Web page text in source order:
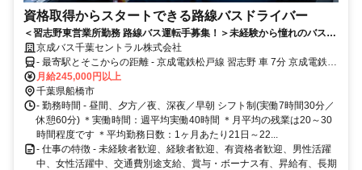
資格取得からスタートできる路線バスドライバー
＜習志野東営業所勤務 路線バス運転手募集！＞未経験から憧れのバス運
転手デビュー！未経験スタートでも安心の運転士養成制度があります♪大
型二種免許取得の教習費用は当社が全額負担！
京成バス千葉セントラル株式会社
- 最寄駅とそこからの距離 - 京成電鉄松戸線 習志野 車 7分 京成電鉄松
戸線 薬園台 車 7分
月給245,000円以上
千葉県船橋市
- 勤務時間 - 昼間、夕方／夜、深夜／早朝 シフト制(実働7時間30分／
休憩60分) ＊実働時間：週平均実働40時間 ＊月平均の残業は20～30
時間程度です ＊平均勤務日数：1ヶ月あたり21日～22...
- 仕事の特徴 - 未経験者歓迎、経験者歓迎、有資格者歓迎、男性活躍
中、女性活躍中、交通費別途支給、賞与・ボーナス有、昇給有、長期